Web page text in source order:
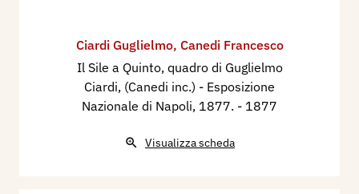
Ciardi Guglielmo, Canedi Francesco
Il Sile a Quinto, quadro di Guglielmo
Ciardi, (Canedi inc.) - Esposizione
Nazionale di Napoli, 1877. - 1877
Visualizza scheda